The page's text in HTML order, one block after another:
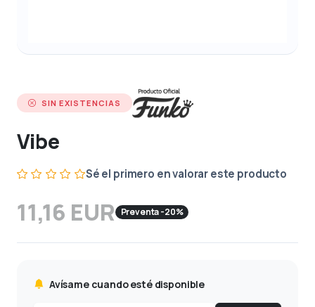
SIN EXISTENCIAS
Vibe
Sé el primero en valorar este producto
11,16 EUR Preventa -20%
Avísame cuando esté disponible